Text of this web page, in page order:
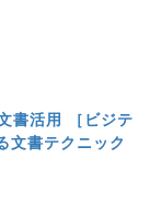
書活用 ［ビジテ
文書テクニック